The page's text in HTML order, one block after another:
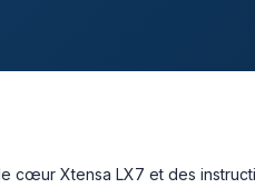
cœur Xtensa LX7 et des